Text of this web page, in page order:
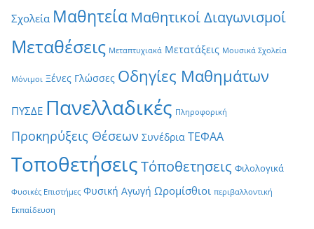
Σχολεία Μαθητεία Μαθητικοί Διαγωνισμοί
Μεταθέσεις Μεταπτυχιακά Μετατάξεις Μουσικά Σχολεία
Μόνιμοι Ξένες Γλώσσες Οδηγίες Μαθημάτων
ΠΥΣΔΕ Πανελλαδικές Πληροφορική
Προκηρύξεις Θέσεων Συνέδρια ΤΕΦΑΑ
ΤοποθετήσειςΤόποθετησεις Φιλολογικά
Φυσικές Επιστήμες Φυσική Αγωγή Ωρομίσθιοι περιβαλλοντική
Εκπαίδευση